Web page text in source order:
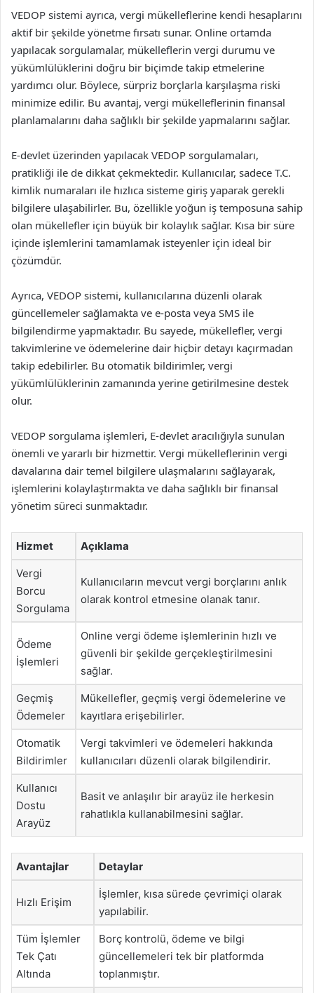
VEDOP sistemi ayrıca, vergi mükelleflerine kendi hesaplarını
aktif bir şekilde yönetme fırsatı sunar. Online ortamda
yapılacak sorgulamalar, mükelleflerin vergi durumu ve
yükümlülüklerini doğru bir biçimde takip etmelerine
yardımcı olur. Böylece, sürpriz borçlarla karşılaşma riski
minimize edilir. Bu avantaj, vergi mükelleflerinin finansal
planlamalarını daha sağlıklı bir şekilde yapmalarını sağlar.
E-devlet üzerinden yapılacak VEDOP sorgulamaları,
pratikliği ile de dikkat çekmektedir. Kullanıcılar, sadece T.C.
kimlik numaraları ile hızlıca sisteme giriş yaparak gerekli
bilgilere ulaşabilirler. Bu, özellikle yoğun iş temposuna sahip
olan mükellefler için büyük bir kolaylık sağlar. Kısa bir süre
içinde işlemlerini tamamlamak isteyenler için ideal bir
çözümdür.
Ayrıca, VEDOP sistemi, kullanıcılarına düzenli olarak
güncellemeler sağlamakta ve e-posta veya SMS ile
bilgilendirme yapmaktadır. Bu sayede, mükellefler, vergi
takvimlerine ve ödemelerine dair hiçbir detayı kaçırmadan
takip edebilirler. Bu otomatik bildirimler, vergi
yükümlülüklerinin zamanında yerine getirilmesine destek
olur.
VEDOP sorgulama işlemleri, E-devlet aracılığıyla sunulan
önemli ve yararlı bir hizmettir. Vergi mükelleflerinin vergi
davalarına dair temel bilgilere ulaşmalarını sağlayarak,
işlemlerini kolaylaştırmakta ve daha sağlıklı bir finansal
yönetim süreci sunmaktadır.
Hizmet Açıklama
Vergi
Borcu
Sorgulama
Kullanıcıların mevcut vergi borçlarını anlık
olarak kontrol etmesine olanak tanır.
Ödeme
İşlemleri
Online vergi ödeme işlemlerinin hızlı ve
güvenli bir şekilde gerçekleştirilmesini
sağlar.
Geçmiş
Ödemeler
Mükellefler, geçmiş vergi ödemelerine ve
kayıtlara erişebilirler.
Otomatik
Bildirimler
Vergi takvimleri ve ödemeleri hakkında
kullanıcıları düzenli olarak bilgilendirir.
Kullanıcı
Dostu
Arayüz
Basit ve anlaşılır bir arayüz ile herkesin
rahatlıkla kullanabilmesini sağlar.
Avantajlar Detaylar
Hızlı Erişim
İşlemler, kısa sürede çevrimiçi olarak
yapılabilir.
Tüm İşlemler
Tek Çatı
Altında
Borç kontrolü, ödeme ve bilgi
güncellemeleri tek bir platformda
toplanmıştır.